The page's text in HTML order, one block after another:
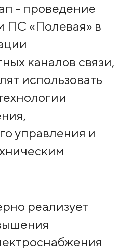
- проведение
ПС «Полевая» в
каналов связи,
использовать
управления и
реализует